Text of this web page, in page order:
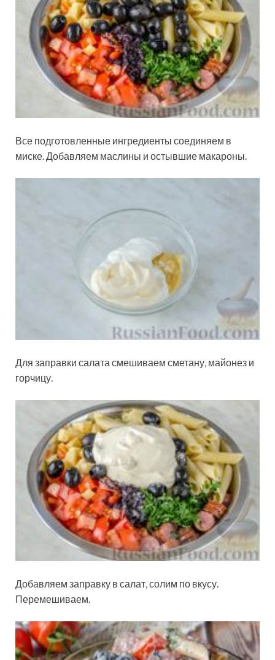
Все подготовленные ингредиенты соединяем в
миске. Добавляем маслины и остывшие макароны.
Для заправки салата смешиваем сметану, майонез и
горчицу.
Добавляем заправку в салат, солим по вкусу.
Перемешиваем.